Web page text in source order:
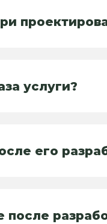
услуги?
его